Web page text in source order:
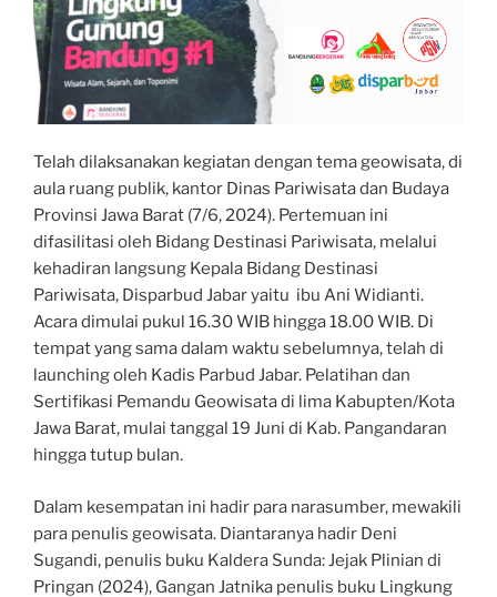
Telah dilaksanakan kegiatan dengan tema geowisata, di
aula ruang publik, kantor Dinas Pariwisata dan Budaya
Provinsi Jawa Barat (7/6, 2024). Pertemuan ini
difasilitasi oleh Bidang Destinasi Pariwisata, melalui
kehadiran langsung Kepala Bidang Destinasi
Pariwisata, Disparbud Jabar yaitu ibu Ani Widianti.
Acara dimulai pukul 16.30 WIB hingga 18.00 WIB. Di
tempat yang sama dalam waktu sebelumnya, telah di
launching oleh Kadis Parbud Jabar. Pelatihan dan
Sertifikasi Pemandu Geowisata di lima Kabupten/Kota
Jawa Barat, mulai tanggal 19 Juni di Kab. Pangandaran
hingga tutup bulan.
Dalam kesempatan ini hadir para narasumber, mewakili
para penulis geowisata. Diantaranya hadir Deni
Sugandi, penulis buku Kaldera Sunda: Jejak Plinian di
Pringan (2024), Gangan Jatnika penulis buku Lingkung